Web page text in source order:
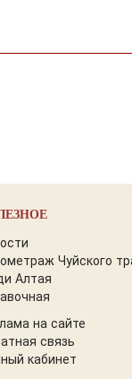
Чуйского
Алтая
на сайте
связь
кабинет